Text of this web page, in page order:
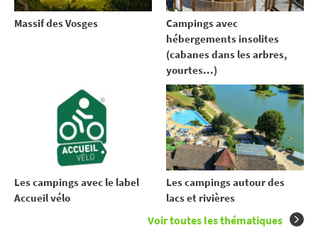
Massif des Vosges
Campings avec
hébergements insolites
(cabanes dans les arbres,
yourtes...)
Les campings avec le label
Accueil vélo
Les campings autour des
lacs et rivières
Voir toutes les thématiques